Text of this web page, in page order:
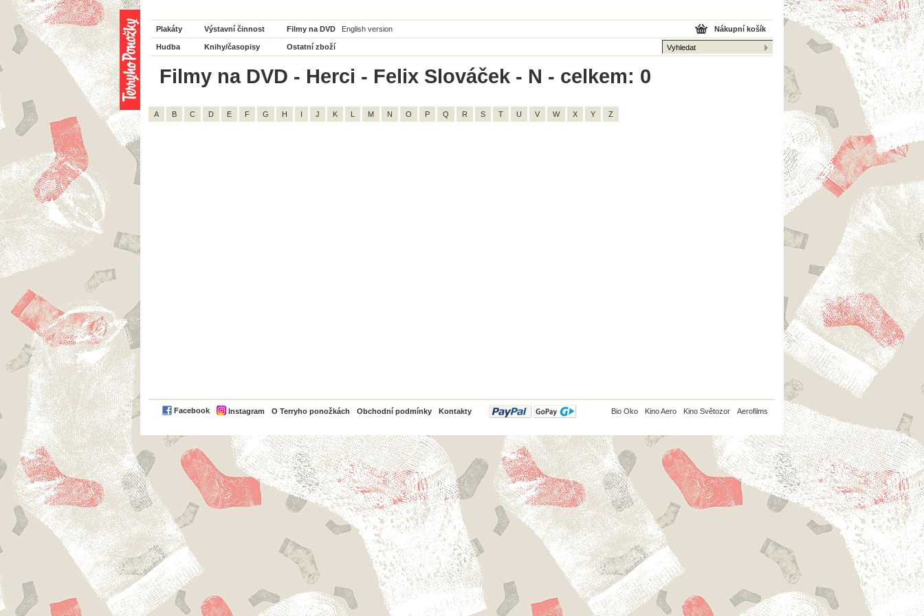
Plakáty Výstavní činnost Filmy na DVD English version
Hudba Knihy/časopisy Ostatní zboží
Nákupní košík
Filmy na DVD - Herci - Felix Slováček - N - celkem: 0
A B C D E F G H I J K L M N O P Q R S T U V W X Y Z
Facebook Instagram O Terryho ponožkách Obchodní podmínky Kontakty
PayPal Bio Oko Kino Aero Kino Světozor Aerofilms